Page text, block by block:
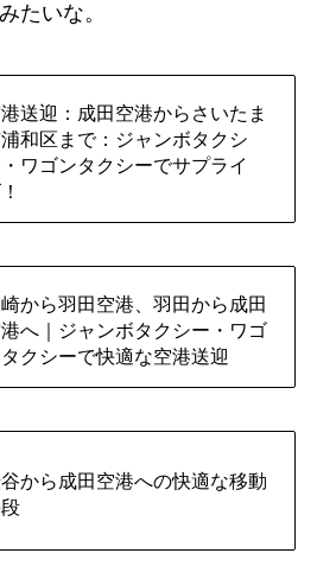
たいな。
送迎：成田空港からさいたま
和区まで：ジャンボタクシ
ワゴンタクシーでサプライ
から羽田空港、羽田から成田
へ｜ジャンボタクシー・ワゴ
クシーで快適な空港送迎
から成田空港への快適な移動